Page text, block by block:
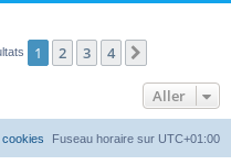
1 2 3 4
Aller
Fuseau horaire sur UTC+01:00